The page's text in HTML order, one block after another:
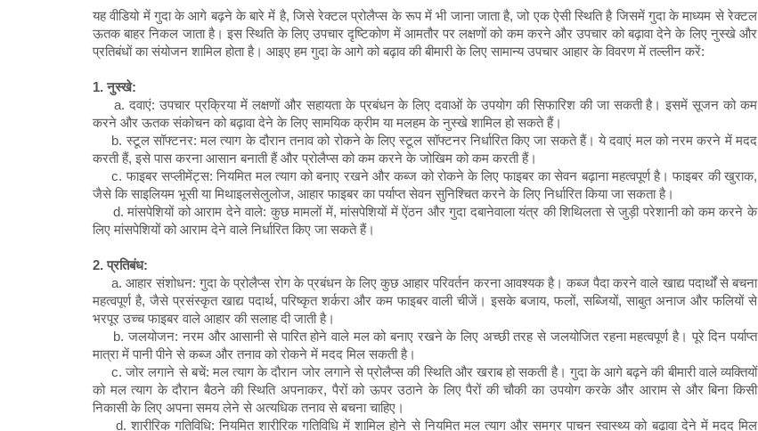
यह वीडियो में गुदा के आगे बढ़ने के बारे में है, जिसे रेक्टल प्रोलैप्स के रूप में भी जाना जाता है, जो एक ऐसी स्थिति है जिसमें गुदा के माध्यम से रेक्टल
ऊतक बाहर निकल जाता है। इस स्थिति के लिए उपचार दृष्टिकोण में आमतौर पर लक्षणों को कम करने और उपचार को बढ़ावा देने के लिए नुस्खे और
प्रतिबंधों का संयोजन शामिल होता है। आइए हम गुदा के आगे को बढ़ाव की बीमारी के लिए सामान्य उपचार आहार के विवरण में तल्लीन करें:
1. नुस्खे:
a. दवाएं: उपचार प्रक्रिया में लक्षणों और सहायता के प्रबंधन के लिए दवाओं के उपयोग की सिफारिश की जा सकती है। इसमें सूजन को कम
करने और ऊतक संकोचन को बढ़ावा देने के लिए सामयिक क्रीम या मलहम के नुस्खे शामिल हो सकते हैं।
b. स्टूल सॉफ्टनर: मल त्याग के दौरान तनाव को रोकने के लिए स्टूल सॉफ्टनर निर्धारित किए जा सकते हैं। ये दवाएं मल को नरम करने में मदद
करती हैं, इसे पास करना आसान बनाती हैं और प्रोलैप्स को कम करने के जोखिम को कम करती हैं।
c. फाइबर सप्लीमेंट्स: नियमित मल त्याग को बनाए रखने और कब्ज को रोकने के लिए फाइबर का सेवन बढ़ाना महत्वपूर्ण है। फाइबर की खुराक,
जैसे कि साइलियम भूसी या मिथाइलसेलुलोज, आहार फाइबर का पर्याप्त सेवन सुनिश्चित करने के लिए निर्धारित किया जा सकता है।
d. मांसपेशियों को आराम देने वाले: कुछ मामलों में, मांसपेशियों में ऐंठन और गुदा दबानेवाला यंत्र की शिथिलता से जुड़ी परेशानी को कम करने के
लिए मांसपेशियों को आराम देने वाले निर्धारित किए जा सकते हैं।
2. प्रतिबंध:
a. आहार संशोधन: गुदा के प्रोलैप्स रोग के प्रबंधन के लिए कुछ आहार परिवर्तन करना आवश्यक है। कब्ज पैदा करने वाले खाद्य पदार्थों से बचना
महत्वपूर्ण है, जैसे प्रसंस्कृत खाद्य पदार्थ, परिष्कृत शर्करा और कम फाइबर वाली चीजें। इसके बजाय, फलों, सब्जियों, साबुत अनाज और फलियों से
भरपूर उच्च फाइबर वाले आहार की सलाह दी जाती है।
b. जलयोजन: नरम और आसानी से पारित होने वाले मल को बनाए रखने के लिए अच्छी तरह से जलयोजित रहना महत्वपूर्ण है। पूरे दिन पर्याप्त
मात्रा में पानी पीने से कब्ज और तनाव को रोकने में मदद मिल सकती है।
c. जोर लगाने से बचें: मल त्याग के दौरान जोर लगाने से प्रोलैप्स की स्थिति और खराब हो सकती है। गुदा के आगे बढ़ने की बीमारी वाले व्यक्तियों
को मल त्याग के दौरान बैठने की स्थिति अपनाकर, पैरों को ऊपर उठाने के लिए पैरों की चौकी का उपयोग करके और आराम से और बिना किसी
निकासी के लिए अपना समय लेने से अत्यधिक तनाव से बचना चाहिए।
d. शारीरिक गतिविधि: नियमित शारीरिक गतिविधि में शामिल होने से नियमित मल त्याग और समग्र पाचन स्वास्थ्य को बढ़ावा देने में मदद मिल